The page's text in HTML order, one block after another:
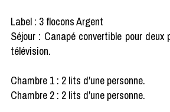
Label : 3 flocons Argent
Séjour : Canapé convertible pour deux
télévision.
Chambre 1 : 2 lits d'une personne.
Chambre 2 : 2 lits d'une personne.